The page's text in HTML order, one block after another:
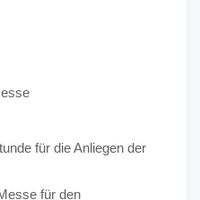
für die Anliegen der
für den